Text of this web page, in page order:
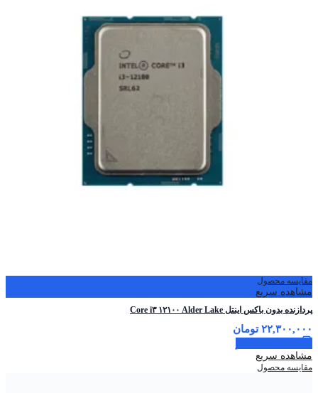
مقایسه محصول
مشاهده سریع
پردازنده بدون باکس اینتل Core i۳ ۱۲۱۰۰ Alder Lake
۲۲,۳۰۰,۰۰۰ تومان
مشاهده سریع
مقایسه محصول